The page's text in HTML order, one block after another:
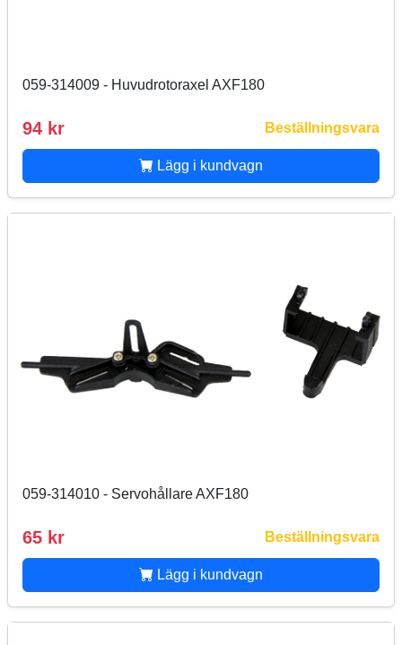
059-314009 - Huvudrotoraxel AXF180
94 kr Beställningsvara
Lägg i kundvagn
059-314010 - Servohållare AXF180
65 kr Beställningsvara
Lägg i kundvagn